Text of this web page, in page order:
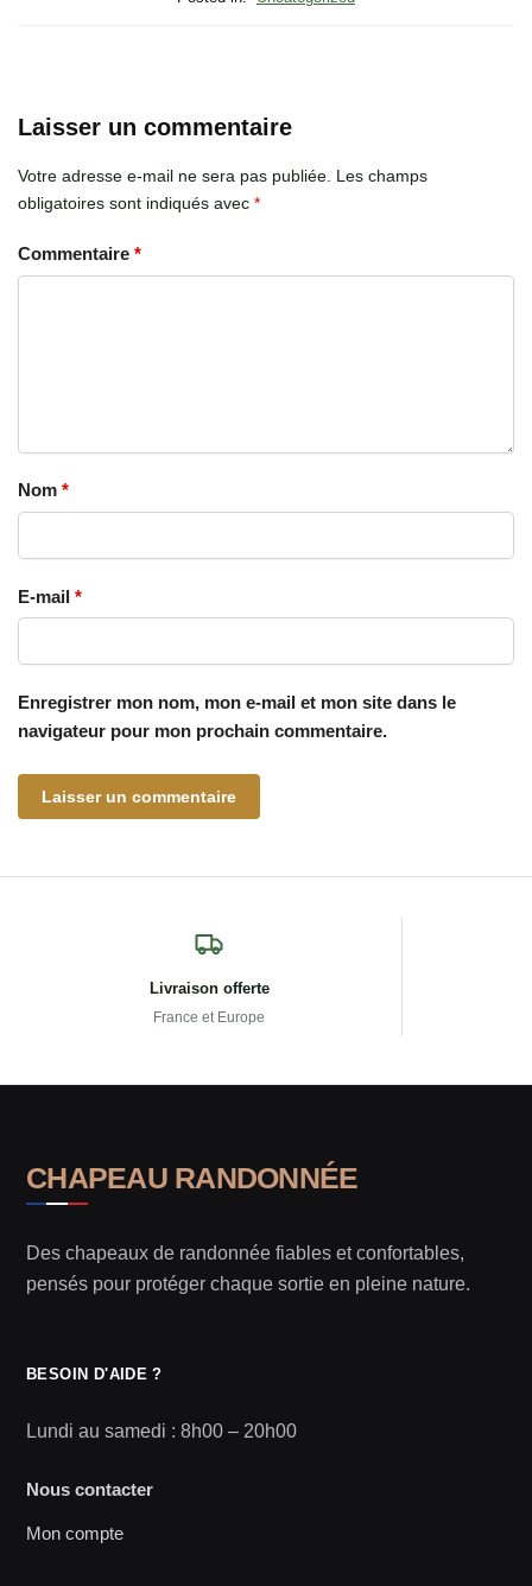
Laisser un commentaire
Votre adresse e-mail ne sera pas publiée. Les champs
obligatoires sont indiqués avec *
Commentaire *
Nom *
E-mail *
Enregistrer mon nom, mon e-mail et mon site dans le
navigateur pour mon prochain commentaire.
Livraison offerte
France et Europe
CHAPEAU RANDONNÉE
Des chapeaux de randonnée fiables et confortables,
pensés pour protéger chaque sortie en pleine nature.
BESOIN D'AIDE ?
Lundi au samedi : 8h00 – 20h00
Nous contacter
Mon compte